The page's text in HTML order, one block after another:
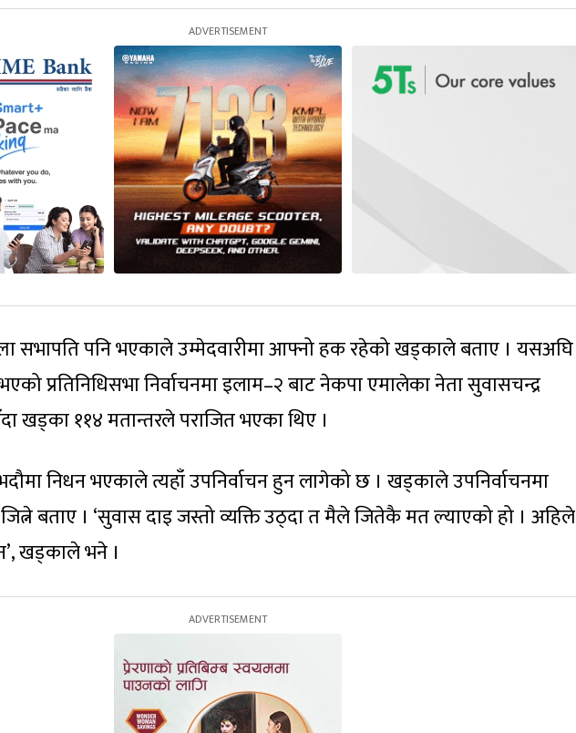
सभापति पनि भएकाले उम्मेदवारीमा आफ्नो हक रहेको खड्काले बताए । यसअघि
प्रतिनिधिसभा निर्वाचनमा इलाम–२ बाट नेकपा एमालेका नेता सुवासचन्द्र
खड्का ११४ मतान्तरले पराजित भएका थिए ।
निधन भएकाले त्यहाँ उपनिर्वाचन हुन लागेको छ । खड्काले उपनिर्वाचनमा
बताए । ‘सुवास दाइ जस्तो व्यक्ति उठ्दा त मैले जितेकै मत ल्याएको हो । अहिले
खड्काले भने ।